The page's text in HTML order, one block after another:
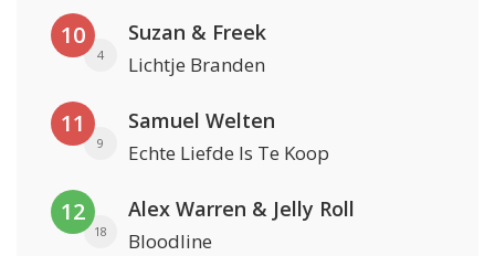
10
4
Suzan & Freek
Lichtje Branden
11
9
Samuel Welten
Echte Liefde Is Te Koop
12
18
Alex Warren & Jelly Roll
Bloodline